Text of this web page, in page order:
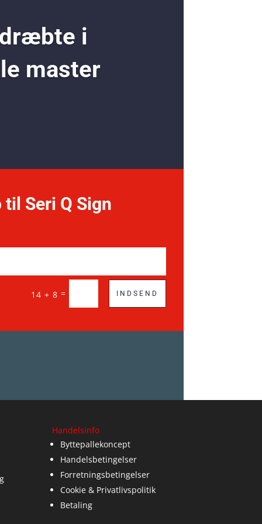
i
master
Seri Q Sign
14 + 8 = INDSEND
Handelsinfo
Byttepallekoncept
Handelsbetingelser
Forretningsbetingelser
Cookie & Privatlivspolitik
Betaling